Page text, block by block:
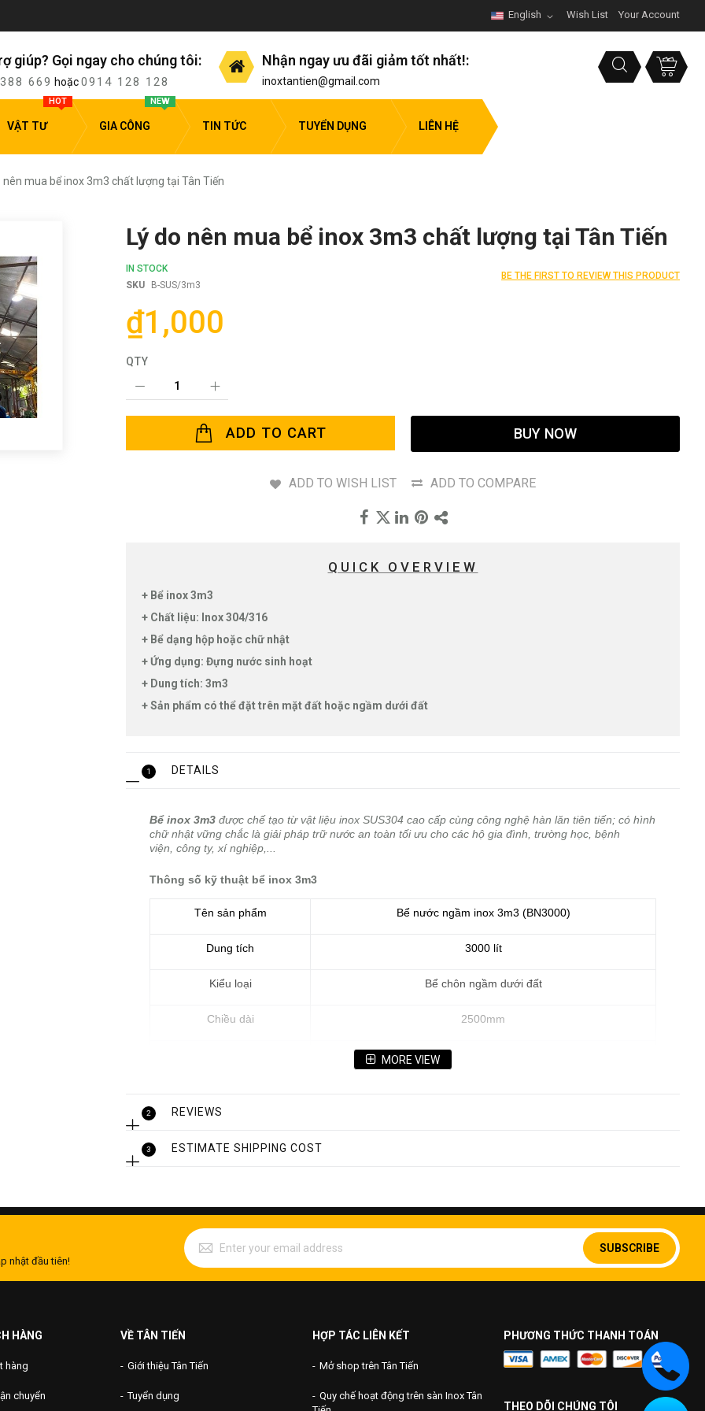
Wish List Your Account
English
giúp? Gọi ngay cho chúng tôi:
669 hoặc0914 128 128
Nhận ngay ưu đãi giảm tốt nhất!:
inoxtantien@gmail.com
VẬT TƯ
HOT
GIA CÔNG
NEW
TIN TỨC TUYỂN DỤNG LIÊN HỆ
nên mua bể inox 3m3 chất lượng tại Tân Tiến
Lý do nên mua bể inox 3m3 chất lượng tại Tân Tiến
IN STOCK
SKU
B-SUS/3m3
BE THE FIRST TO REVIEW THIS PRODUCT
₫1,000
QTY
ADD TO CART BUY NOW
ADD TO WISH LIST ADD TO COMPARE
QUICK OVERVIEW
+ Bể inox 3m3
+ Chất liệu: Inox 304/316
+ Bể dạng hộp hoặc chữ nhật
+ Ứng dụng: Đựng nước sinh hoạt
+ Dung tích: 3m3
+ Sản phẩm có thể đặt trên mặt đất hoặc ngầm dưới đất
1 DETAILS
Bể inox 3m3 được chế tạo từ vật liệu inox SUS304 cao cấp cùng công nghệ hàn lăn tiên tiến; có hình
chữ nhật vững chắc là giải pháp trữ nước an toàn tối ưu cho các hộ gia đình, trường học, bệnh
viện, công ty, xí nghiệp,...
Thông số kỹ thuật bể inox 3m3
Tên sản phẩm Bể nước ngầm inox 3m3 (BN3000)
Dung tích 3000 lít
Kiểu loại Bể chôn ngầm dưới đất
Chiều dài 2500mm
MORE VIEW
2 REVIEWS
3 ESTIMATE SHIPPING COST
nhật đầu tiên!
SUBSCRIBE
HÀNG
hàng
chuyển
VỀ TÂN TIẾN
Giới thiệu Tân Tiến
Tuyển dụng
HỢP TÁC LIÊN KẾT
Mở shop trên Tân Tiến
Quy chế hoạt động trên sàn Inox Tân
PHƯƠNG THỨC THANH TOÁN
THEO DÕI CHÚNG TÔI